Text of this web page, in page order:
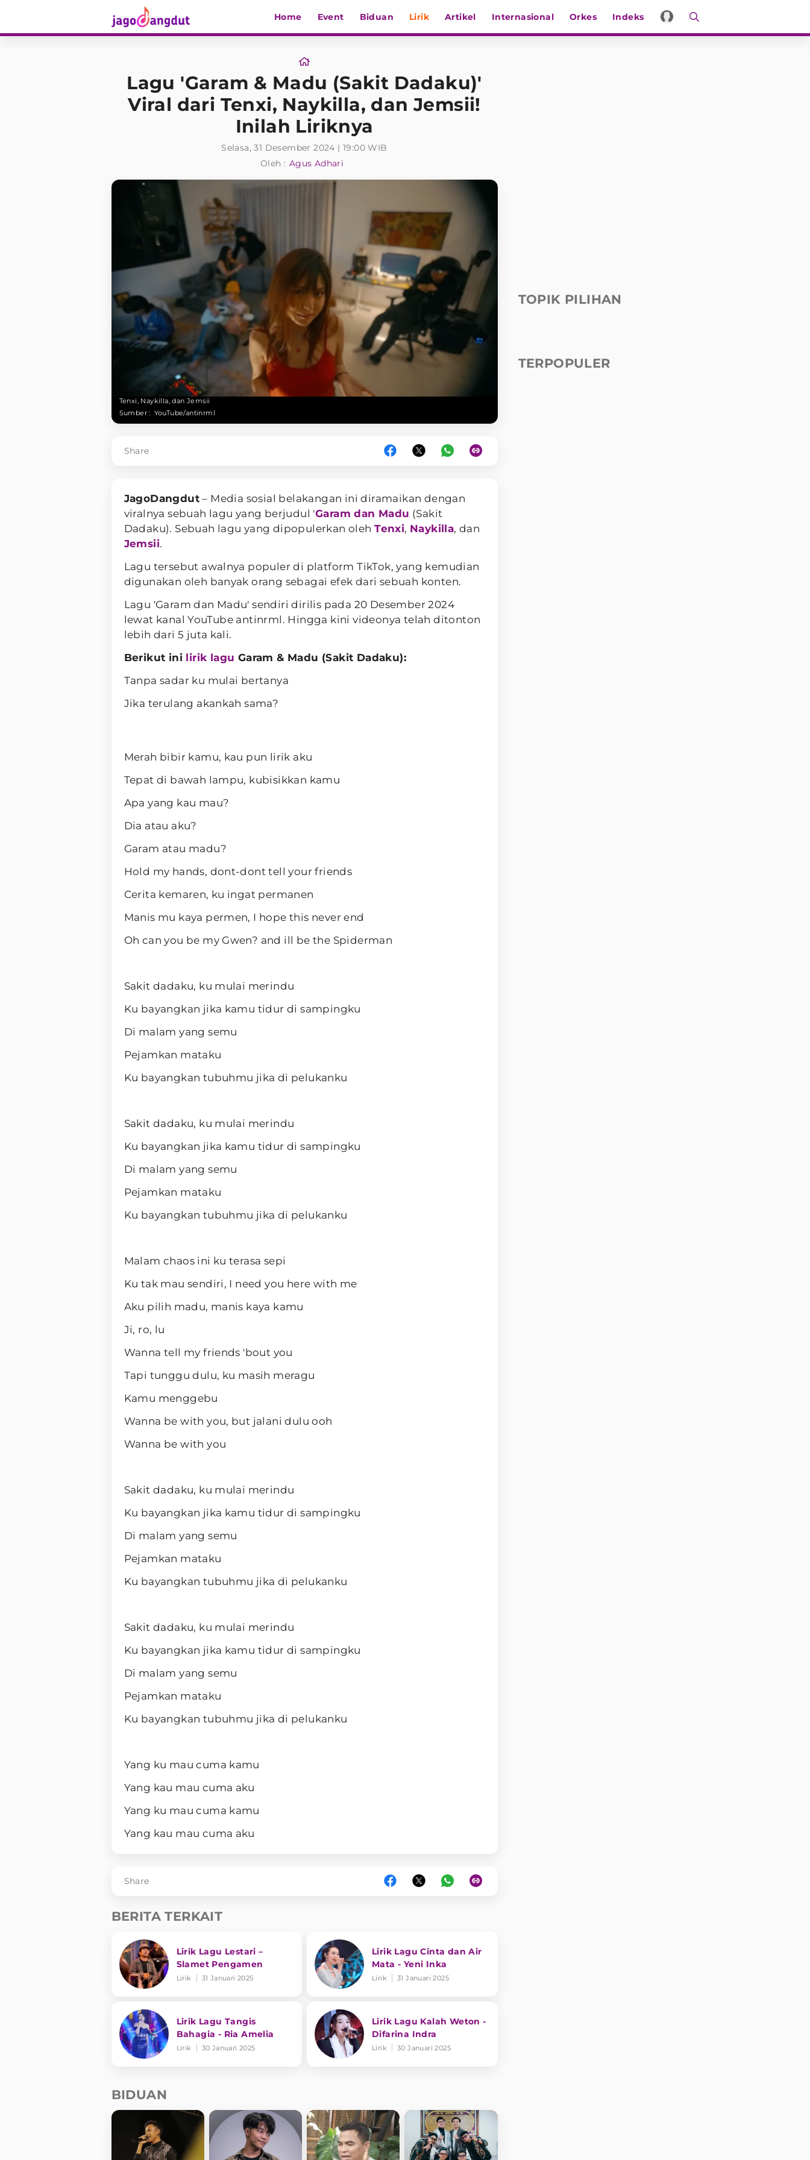
Home Event Biduan Lirik Artikel Internasional Orkes Indeks
Lagu 'Garam & Madu (Sakit Dadaku)'
Viral dari Tenxi, Naykilla, dan Jemsii!
Inilah Liriknya
Selasa, 31 Desember 2024 | 19:00 WIB
Oleh : Agus Adhari
Tenxi, Naykilla, dan Jemsii
Sumber : YouTube/antinrml
Share
JagoDangdut– Media sosial belakangan ini diramaikan dengan
viralnya sebuah lagu yang berjudul 'Garam dan Madu (Sakit
Dadaku). Sebuah lagu yang dipopulerkan olehTenxi, Naykilla, dan
Jemsii.
Lagu tersebut awalnya populer di platform TikTok, yang kemudian
digunakan oleh banyak orang sebagai efek dari sebuah konten.
Lagu 'Garam dan Madu' sendiri dirilis pada 20 Desember 2024
lewat kanal YouTube antinrml. Hingga kini videonya telah ditonton
lebih dari 5 juta kali.
Berikut ini lirik lagu Garam & Madu (Sakit Dadaku):
Tanpa sadar ku mulai bertanya
Jika terulang akankah sama?
Merah bibir kamu, kau pun lirik aku
Tepat di bawah lampu, kubisikkan kamu
Apa yang kau mau?
Dia atau aku?
Garam atau madu?
Hold my hands, dont-dont tell your friends
Cerita kemaren, ku ingat permanen
Manis mu kaya permen, I hope this never end
Oh can you be my Gwen? and ill be the Spiderman
Sakit dadaku, ku mulai merindu
Ku bayangkan jika kamu tidur di sampingku
Di malam yang semu
Pejamkan mataku
Ku bayangkan tubuhmu jika di pelukanku
Sakit dadaku, ku mulai merindu
Ku bayangkan jika kamu tidur di sampingku
Di malam yang semu
Pejamkan mataku
Ku bayangkan tubuhmu jika di pelukanku
Malam chaos ini ku terasa sepi
Ku tak mau sendiri, I need you here with me
Aku pilih madu, manis kaya kamu
Ji, ro, lu
Wanna tell my friends 'bout you
Tapi tunggu dulu, ku masih meragu
Kamu menggebu
Wanna be with you, but jalani dulu ooh
Wanna be with you
Sakit dadaku, ku mulai merindu
Ku bayangkan jika kamu tidur di sampingku
Di malam yang semu
Pejamkan mataku
Ku bayangkan tubuhmu jika di pelukanku
Sakit dadaku, ku mulai merindu
Ku bayangkan jika kamu tidur di sampingku
Di malam yang semu
Pejamkan mataku
Ku bayangkan tubuhmu jika di pelukanku
Yang ku mau cuma kamu
Yang kau mau cuma aku
Yang ku mau cuma kamu
Yang kau mau cuma aku
Share
BERITA TERKAIT
Lirik Lagu Lestari –
Slamet Pengamen
Lirik 31 Januari 2025
Lirik Lagu Cinta dan Air
Mata - Yeni Inka
Lirik 31 Januari 2025
Lirik Lagu Tangis
Bahagia - Ria Amelia
Lirik 30 Januari 2025
Lirik Lagu Kalah Weton -
Difarina Indra
Lirik 30 Januari 2025
BIDUAN
TOPIK PILIHAN
TERPOPULER